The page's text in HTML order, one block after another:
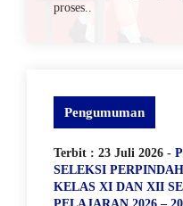
proses..
Pengumuman
Terbit : 23 Juli 2026 -
SELEKSI
KELAS XI DAN XII